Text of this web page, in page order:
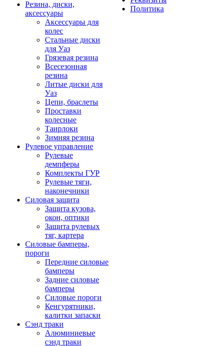
Резина, диски,
аксессуары
Аксессуары для
колес
Стальные диски
для Уаз
Грязевая резина
Всесезонная
резина
Литые диски для
Уаз
Цепи, браслеты
Проставки
колесные
Таирлоки
Зимняя резина
Рулевое управление
Рулевые
демпферы
Комплекты ГУР
Рулевые тяги,
наконечники
Силовая защита
Защита кузова,
окон, оптики
Защита рулевых
тяг, картера
Силовые бамперы,
пороги
Передние силовые
бамперы
Задние силовые
бамперы
Силовые пороги
Кенгурятники,
калитки запаски
Сэнд траки
Алюминиевые
сэнд траки
Политика